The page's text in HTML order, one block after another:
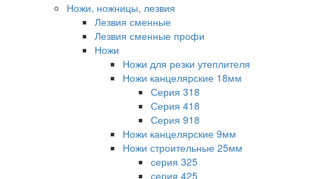
Ножи, ножницы, лезвия
Лезвия сменные
Лезвия сменные профи
Ножи
Ножи для резки утеплителя
Ножи канцелярские 18мм
Серия 318
Серия 418
Серия 918
Ножи канцелярские 9мм
Ножи строительные 25мм
серия 325
серия 425